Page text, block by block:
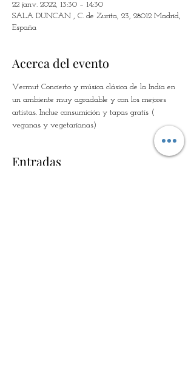
22 janv. 2022, 13:30 – 14:30
SALA DUNCAN , C. de Zurita, 23, 28012 Madrid,
España
Acerca del evento
Vermut Concierto y música clásica de la India en
un ambiente muy agradable y con los mejores
artistas. Inclue consumición y tapas gratis (
veganas y vegetarianas)
Entradas